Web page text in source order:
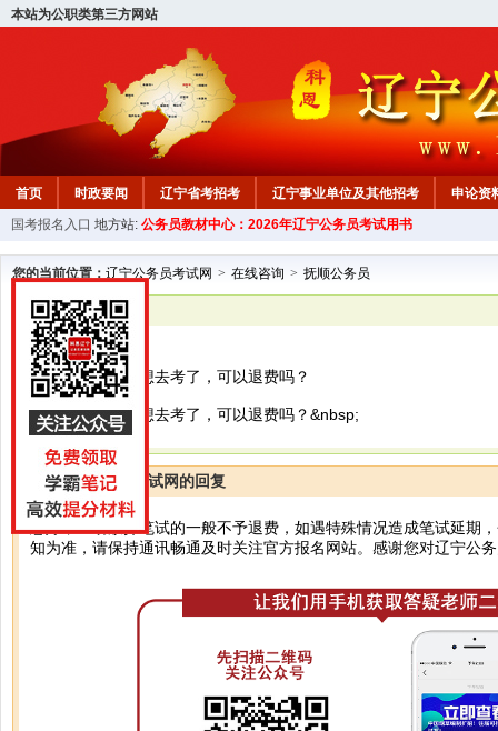
本站为公职类第三方网站
首页 时政要闻 辽宁省考招考 辽宁事业单位及其他招考 申论资
教材中心
国考报名入口 地方站: 公务员教材中心：2026年辽宁公务员考试用书
您的当前位置： 辽宁公务员考试网 > 在线咨询 > 抚顺公务员
已解决
抚顺公务员
交完报名费后不想去考了，可以退费吗？
交完报名费后不想去考了，可以退费吗？&nbsp;
辽宁公务员考试网的回复
您好，主动放弃笔试的一般不予退费，如遇特殊情况造成笔试延期
知为准，请保持通讯畅通及时关注官方报名网站。感谢您对辽宁公